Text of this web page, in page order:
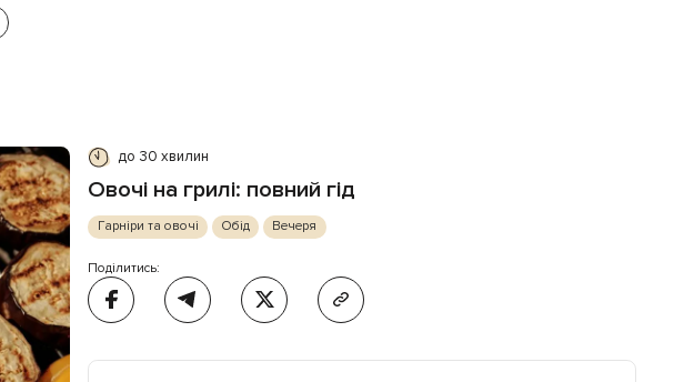
до 30 хвилин
Овочі на грилі: повний гід
Гарніри та овочі Обід Вечеря
Поділитись: